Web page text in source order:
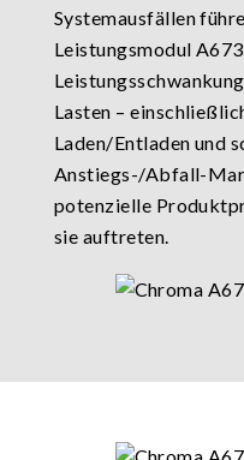
Systemausfällen
Leistungsmodul
Lasten –
Laden/Entladen und
Anstiegs-/Abfall-
potenzielle
sie auftreten.